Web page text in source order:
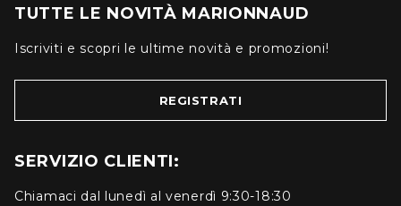
TUTTE LE NOVITÀ MARIONNAUD
Iscriviti e scopri le ultime novità e promozioni!
REGISTRATI
SERVIZIO CLIENTI:
Chiamaci dal lunedì al venerdì 9:30-18:30